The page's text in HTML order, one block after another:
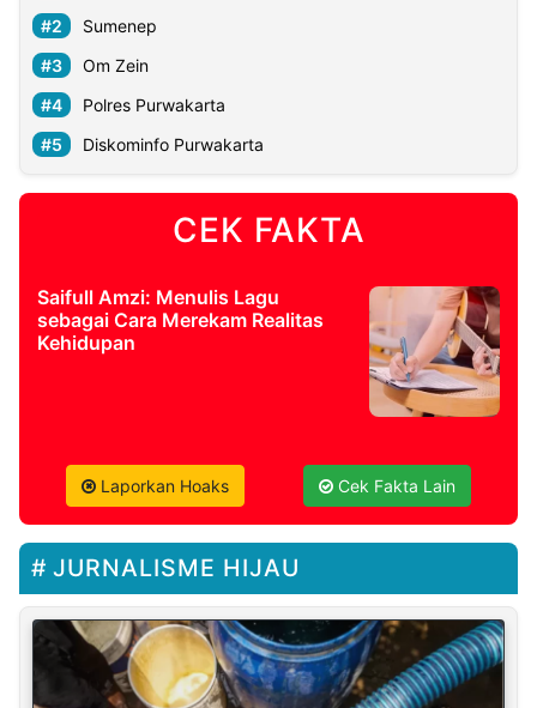
Sumenep
Om Zein
Polres Purwakarta
Diskominfo Purwakarta
CEK FAKTA
Saifull Amzi: Menulis Lagu
sebagai Cara Merekam Realitas
Kehidupan
Laporkan Hoaks Cek Fakta Lain
JURNALISME HIJAU